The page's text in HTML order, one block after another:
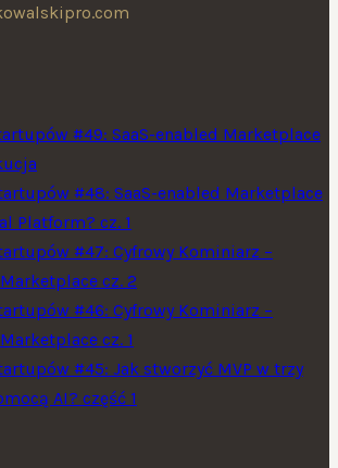
#49: SaaS-enabled Marketplace
#48: SaaS-enabled Marketplace
Platform? cz. 1
#47: Cyfrowy Kominiarz –
cz. 2
#46: Cyfrowy Kominiarz –
cz. 1
#45: Jak stworzyć MVP w trzy
AI? część 1